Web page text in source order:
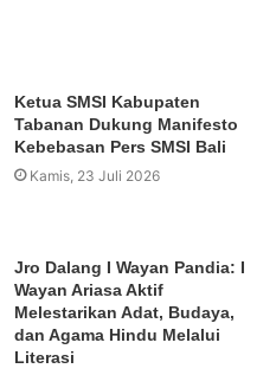
Ketua SMSI Kabupaten
Tabanan Dukung Manifesto
Kebebasan Pers SMSI Bali
Kamis, 23 Juli 2026
Jro Dalang I Wayan Pandia: I
Wayan Ariasa Aktif
Melestarikan Adat, Budaya,
dan Agama Hindu Melalui
Literasi